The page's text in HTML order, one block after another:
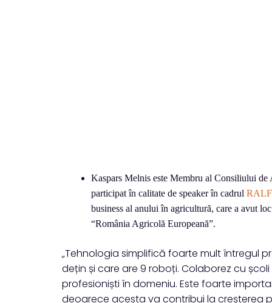
Kaspars Melnis este Membru al Consiliului
participat în calitate de speaker în cadrul RALF
business al anului în agricultură, care a avut
“România Agricolă Europeană”.
„Tehnologia simplifică foarte mult întregul
dețin și care are 9 roboți. Colaborez cu
profesioniști în domeniu. Este foarte
deoarece acesta va contribui la creșterea